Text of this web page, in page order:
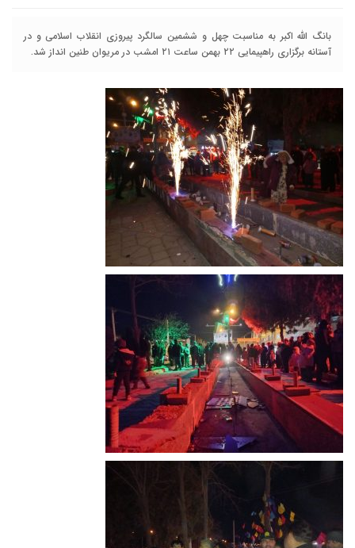
بانگ الله اکبر به مناسبت چهل و ششمین سالگرد پیروزی انقلاب اسلامی و در
آستانه برگزاری راهپیمایی ۲۲ بهمن ساعت ۲۱ امشب در مریوان طنین انداز شد.